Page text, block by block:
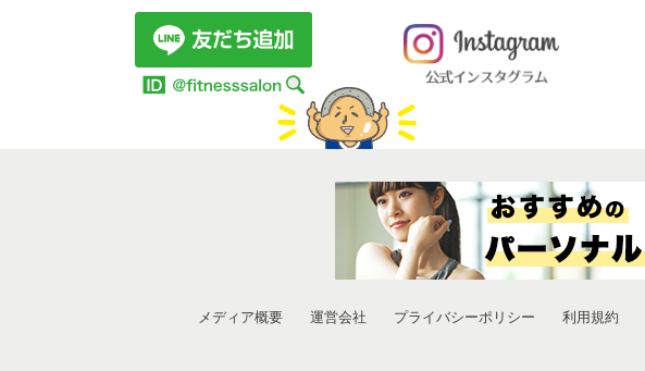
メディア概要 運営会社 プライバシーポリシー 利用規約